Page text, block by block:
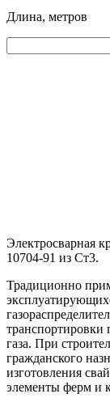
Длина, метров
Электросварная
10704-91 из Ст3.
Традиционно
транспортировки
газа. При
гражданского
изготовления
элементы ферм и